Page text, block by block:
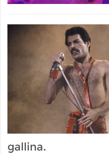
gallina.